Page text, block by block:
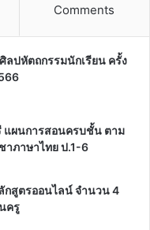
Comments
ปหัตถกรรมนักเรียน ครั้ง
แผนการสอนครบชั้น ตาม
าภาษาไทย ป.1-6
กสูตรออนไลน์ จำนวน 4
ครู